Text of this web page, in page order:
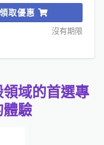
領取優惠
沒有期限
域的首選專
體驗